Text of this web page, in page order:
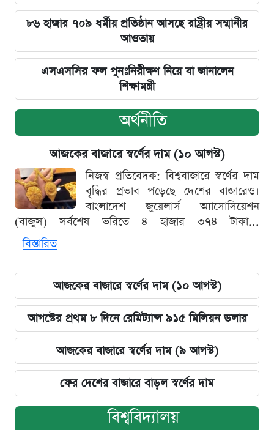
৮৬ হাজার ৭০৯ ধর্মীয় প্রতিষ্ঠান আসছে রাষ্ট্রীয় সম্মানীর
আওতায়
এসএসসির ফল পুনঃনিরীক্ষণ নিয়ে যা জানালেন
শিক্ষামন্ত্রী
অর্থনীতি
আজকের বাজারে স্বর্ণের দাম (১০ আগস্ট)
নিজস্ব প্রতিবেদক: বিশ্ববাজারে স্বর্ণের দাম
বৃদ্ধির প্রভাব পড়েছে দেশের বাজারেও।
বাংলাদেশ জুয়েলার্স অ্যাসোসিয়েশন
(বাজুস) সর্বশেষ ভরিতে ৪ হাজার ৩৭৪ টাকা...
বিস্তারিত
আজকের বাজারে স্বর্ণের দাম (১০ আগস্ট)
আগস্টের প্রথম ৮ দিনে রেমিট্যান্স ৯১৫ মিলিয়ন ডলার
আজকের বাজারে স্বর্ণের দাম (৯ আগস্ট)
ফের দেশের বাজারে বাড়ল স্বর্ণের দাম
বিশ্ববিদ্যালয়